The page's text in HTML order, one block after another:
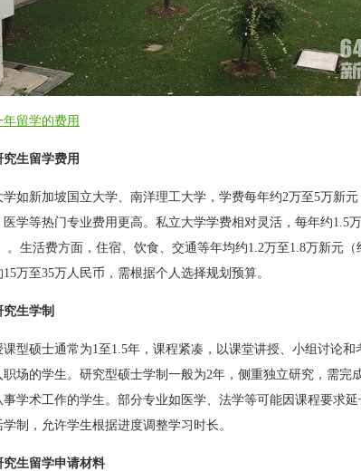
年留学的费用
生留学费用
学如新加坡国立大学、南洋理工大学，学费每年约2万至5万新
学等热门专业费用更高。私立大学学费相对灵活，每年约1.5
。生活费方面，住宿、饮食、交通等年均约1.2万至1.8万新元
万至35万人民币，需根据个人选择规划预算。
生学制
课型硕士通常为1至1.5年，课程紧凑，以课堂讲授、小组讨论
场的学生。研究型硕士学制一般为2年，侧重独立研究，需完
学术工作的学生。部分专业如医学、法学等可能因课程要求
制，允许学生根据进度调整学习时长。
生留学申请材料